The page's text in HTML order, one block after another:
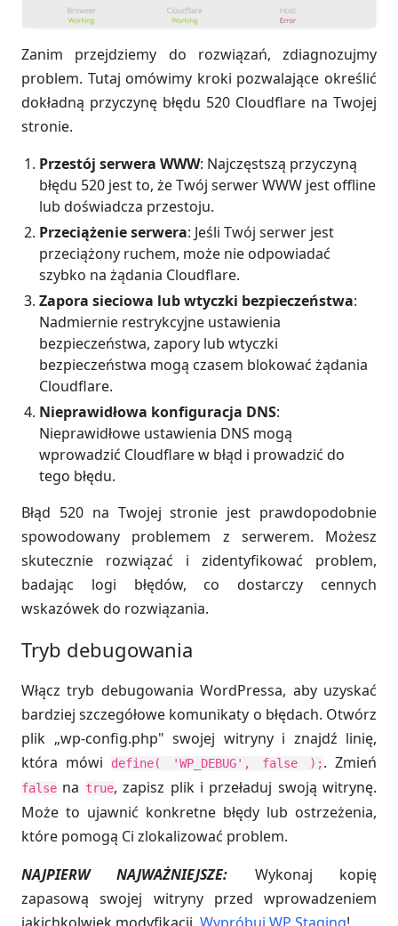
Zanim przejdziemy do rozwiązań, zdiagnozujmy
problem. Tutaj omówimy kroki pozwalające określić
dokładną przyczynę błędu 520 Cloudflare na Twojej
stronie.
Przestój serwera WWW: Najczęstszą przyczyną
błędu 520 jest to, że Twój serwer WWW jest offline
lub doświadcza przestoju.
Przeciążenie serwera: Jeśli Twój serwer jest
przeciążony ruchem, może nie odpowiadać
szybko na żądania Cloudflare.
Zapora sieciowa lub wtyczki bezpieczeństwa:
Nadmiernie restrykcyjne ustawienia
bezpieczeństwa, zapory lub wtyczki
bezpieczeństwa mogą czasem blokować żądania
Cloudflare.
Nieprawidłowa konfiguracja DNS:
Nieprawidłowe ustawienia DNS mogą
wprowadzić Cloudflare w błąd i prowadzić do
tego błędu.
Błąd 520 na Twojej stronie jest prawdopodobnie
spowodowany problemem z serwerem. Możesz
skutecznie rozwiązać i zidentyfikować problem,
badając logi błędów, co dostarczy cennych
wskazówek do rozwiązania.
Tryb debugowania
Włącz tryb debugowania WordPressa, aby uzyskać
bardziej szczegółowe komunikaty o błędach. Otwórz
plik „wp-config.php" swojej witryny i znajdź linię,
która mówi
define( 'WP_DEBUG', false );. Zmień
false na true, zapisz plik i przeładuj swoją witrynę.
Może to ujawnić konkretne błędy lub ostrzeżenia,
które pomogą Ci zlokalizować problem.
NAJPIERW NAJWAŻNIEJSZE: Wykonaj kopię
zapasową swojej witryny przed wprowadzeniem